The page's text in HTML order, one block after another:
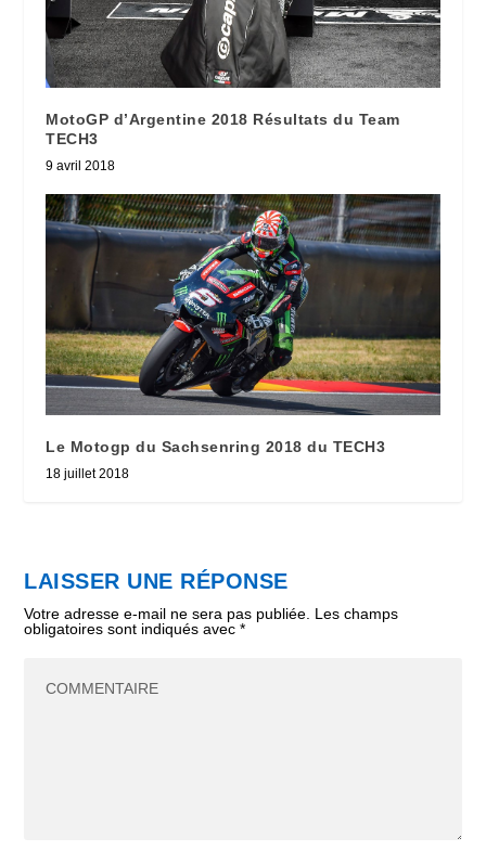
MotoGP d’Argentine 2018 Résultats du Team
TECH3
9 avril 2018
Le Motogp du Sachsenring 2018 du TECH3
18 juillet 2018
LAISSER UNE RÉPONSE
Votre adresse e-mail ne sera pas publiée. Les champs
obligatoires sont indiqués avec*